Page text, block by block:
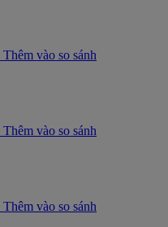
Thêm vào so sánh
Thêm vào so sánh
Thêm vào so sánh